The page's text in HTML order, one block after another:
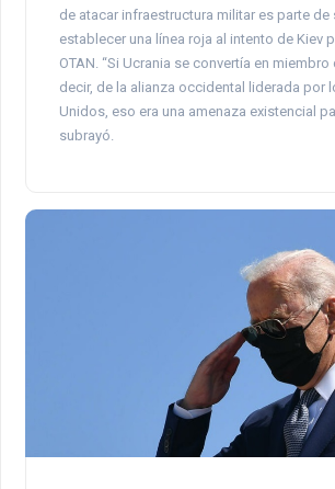
de atacar infraestructura militar es parte
establecer una línea roja al intento de Kiev
OTAN. “Si Ucrania se convertía en miembro
decir, de la alianza occidental liderada por
Unidos, eso era una amenaza existencial
subrayó.